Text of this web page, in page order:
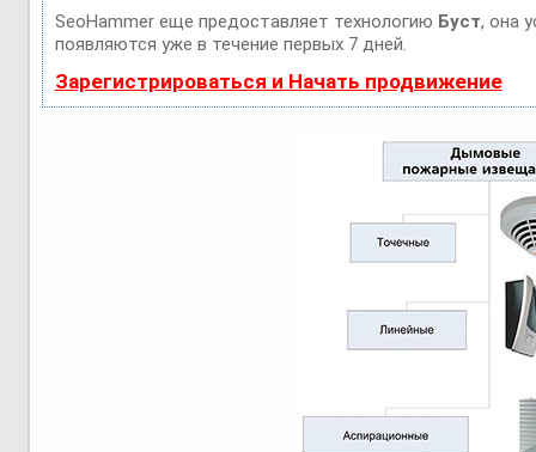
SeoHammer еще предоставляет технологию Буст, она
появляются уже в течение первых 7 дней.
Зарегистрироваться и Начать продвижение